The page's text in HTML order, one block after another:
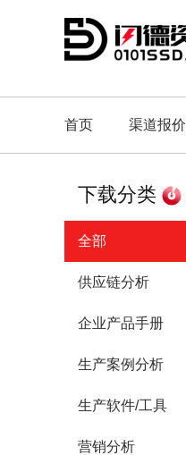
首页 渠道报价
下载分类
全部
供应链分析
企业产品手册
生产案例分析
生产软件/工具
营销分析